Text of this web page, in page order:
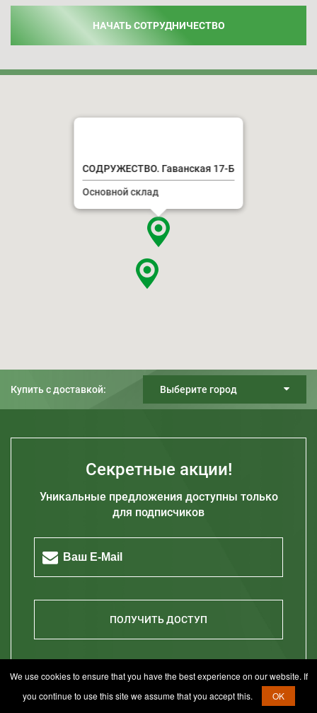
НАЧАТЬ СОТРУДНИЧЕСТВО
СОДРУЖЕСТВО. Гаванская 17-Б
Основной склад
Купить с доставкой: Выберите город
Днепр
Запорожье
Николаев
Секретные акции!
Уникальные предложения доступны только
для подписчиков
ПОЛУЧИТЬ ДОСТУП
+38 056 377 99 92
Отдел продаж
+38 056 377 99 95
We use cookies to ensure that you have the best experience on our website. If
you continue to use this site we assume that you accept this.
OK